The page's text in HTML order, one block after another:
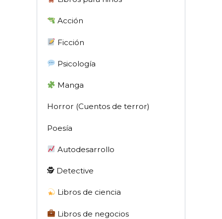
Acción
Ficción
Psicología
Manga
Horror (Cuentos de terror)
Poesía
Autodesarrollo
🕵 Detective
Libros de ciencia
Libros de negocios